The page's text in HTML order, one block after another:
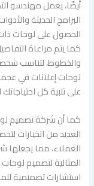
أيضًا، يعمل مهندسو
البرامج الحديثة
الحصول على لوحات
كما يتم مراعاة
والخطوط، لتناسب
لوحات إعلانات في
على تلبية كل
كما أن شركة تصميم
العديد من الخيارات
العملاء، مما
المثالية لتصميم
استشارات تصميمية